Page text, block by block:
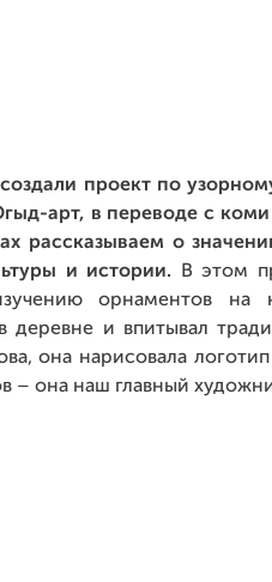
проект по
арт, в переводе с коми
рассказываем о
и истории.
В этом
орнаментов на
деревне и впитывал
она нарисовала
– она наш главный